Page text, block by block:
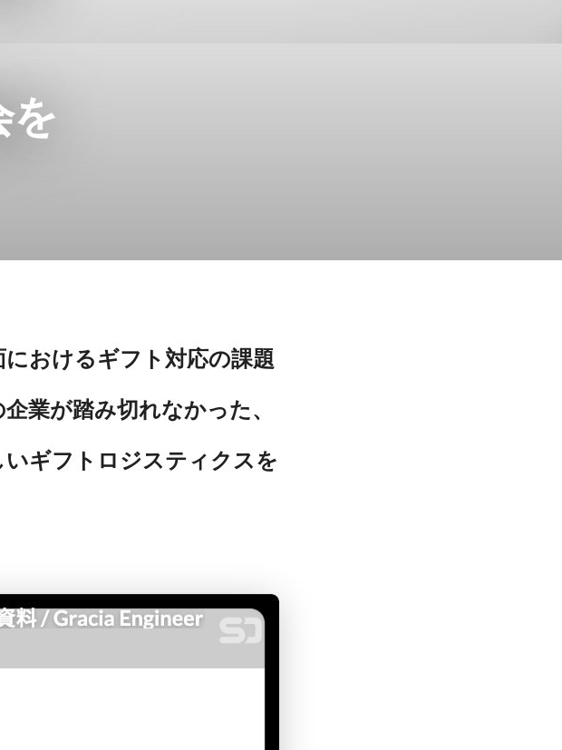
を
おけるギフト対応の課題
業が踏み切れなかった、
ギフトロジスティクスを